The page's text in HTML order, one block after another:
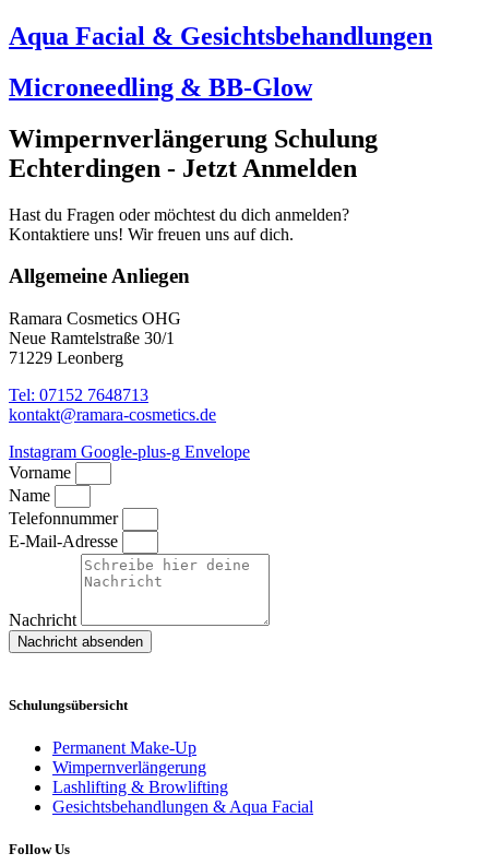
Aqua Facial & Gesichtsbehandlungen
Microneedling & BB-Glow
Wimpernverlängerung Schulung
Echterdingen - Jetzt Anmelden
Hast du Fragen oder möchtest du dich anmelden?
Kontaktiere uns! Wir freuen uns auf dich.
Allgemeine Anliegen
Ramara Cosmetics OHG
Neue Ramtelstraße 30/1
71229 Leonberg
Tel: 07152 7648713
kontakt@ramara-cosmetics.de
Instagram Google-plus-g Envelope
Vorname
Name
Telefonnummer
E-Mail-Adresse
Nachricht
Nachricht absenden
Schulungsübersicht
Permanent Make-Up
Wimpernverlängerung
Lashlifting & Browlifting
Gesichtsbehandlungen & Aqua Facial
Follow Us